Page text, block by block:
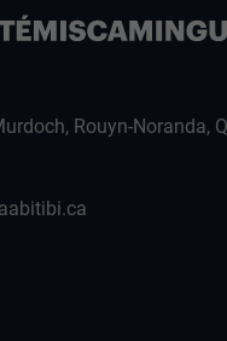
Rouyn-Noranda,